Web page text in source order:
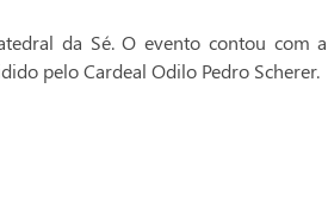
da Sé. O evento contou com a
pelo Cardeal Odilo Pedro Scherer.